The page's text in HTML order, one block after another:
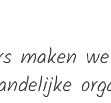
maken